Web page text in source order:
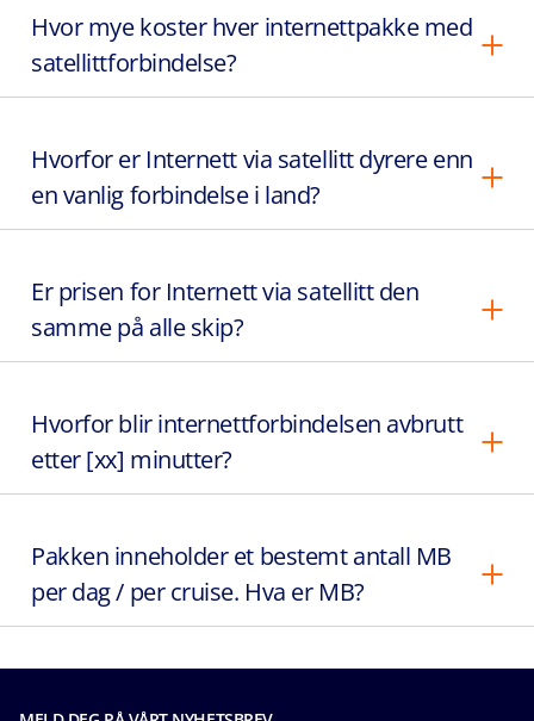
Hvor mye koster hver internettpakke med
satellittforbindelse?
Hvorfor er Internett via satellitt dyrere enn
en vanlig forbindelse i land?
Er prisen for Internett via satellitt den
samme på alle skip?
Hvorfor blir internettforbindelsen avbrutt
etter [xx] minutter?
Pakken inneholder et bestemt antall MB
per dag / per cruise. Hva er MB?